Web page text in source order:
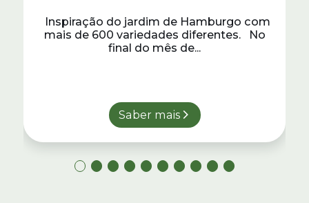
Inspiração do jardim de Hamburgo com
mais de 600 variedades diferentes. No
final do mês de...
Saber mais